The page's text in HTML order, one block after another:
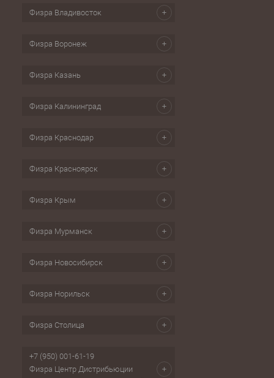
Физра Владивосток
Физра Воронеж
Физра Казань
Физра Калининград
Физра Краснодар
Физра Красноярск
Физра Крым
Физра Мурманск
Физра Новосибирск
Физра Норильск
Физра Столица
+7 (950) 001-61-19
Физра Центр Дистрибьюции